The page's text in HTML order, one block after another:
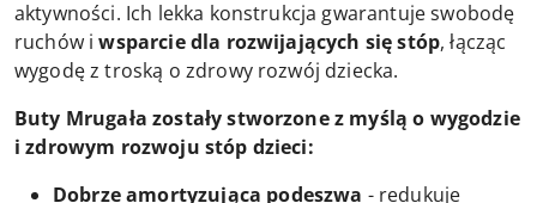
aktywności. Ich lekka konstrukcja gwarantuje swobodę
ruchów iwsparcie dla rozwijających się stóp, łącząc
wygodę z troską o zdrowy rozwój dziecka.
Buty Mrugała zostały stworzone z myślą o wygodzie
i zdrowym rozwoju stóp dzieci:
Dobrze amortyzująca podeszwa - redukuje